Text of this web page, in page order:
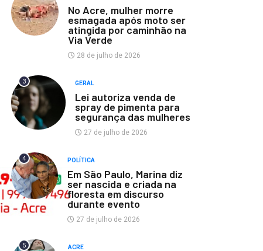
No Acre, mulher morre
esmagada após moto ser
atingida por caminhão na
Via Verde
28 de julho de 2026
3 GERAL
Lei autoriza venda de
spray de pimenta para
segurança das mulheres
27 de julho de 2026
4 POLÍTICA
Em São Paulo, Marina diz
ser nascida e criada na
floresta em discurso
durante evento
27 de julho de 2026
5 ACRE